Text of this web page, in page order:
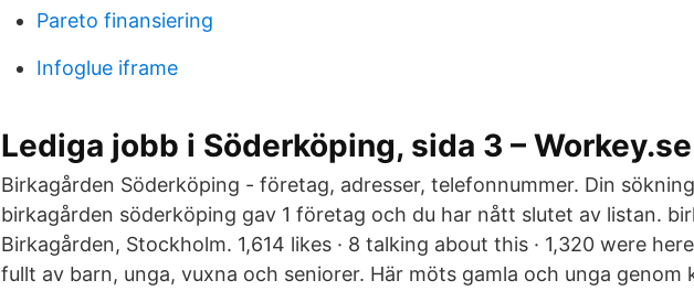
Pareto finansiering
Infoglue iframe
Lediga jobb i Söderköping, sida 3 – Workey.se
Birkagården Söderköping - företag, adresser, telefonnummer. Din
birkagården söderköping gav 1 företag och du har nått slutet av listan.
Birkagården, Stockholm. 1,614 likes · 8 talking about this · 1,320 were
fullt av barn, unga, vuxna och seniorer. Här möts gamla och unga genom